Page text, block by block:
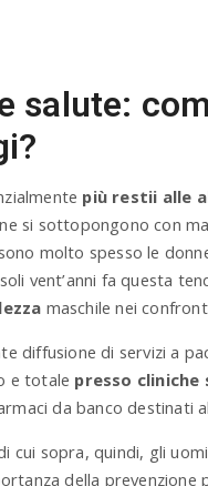
salute:
più restii alle
si sottopongono con
molto spesso le
vent’anni fa questa
maschile nei
diffusione di servizi a
e totale presso cliniche
da banco destinati
cui sopra, quindi, gli
della